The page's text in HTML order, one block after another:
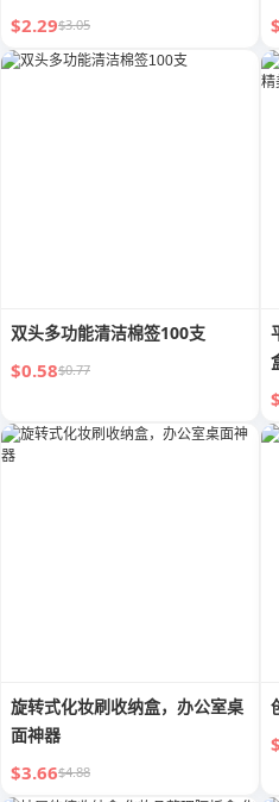
$2.29$3.05
双头多功能清洁棉签100支
$0.58$0.77
旋转式化妆刷收纳盒，办公室桌
面神器
$3.66$4.88